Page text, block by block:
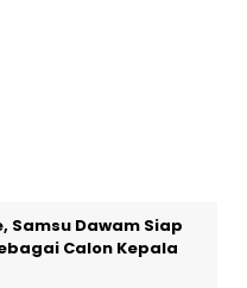
Samsu Dawam Siap
Calon Kepala